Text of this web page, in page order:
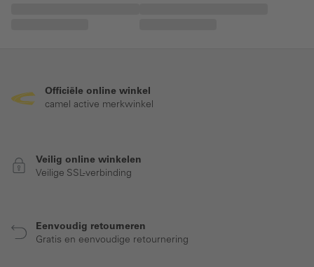
Officiële online winkel
camel active merkwinkel
Veilig online winkelen
Veilige SSL-verbinding
Eenvoudig retourneren
Gratis en eenvoudige retournering